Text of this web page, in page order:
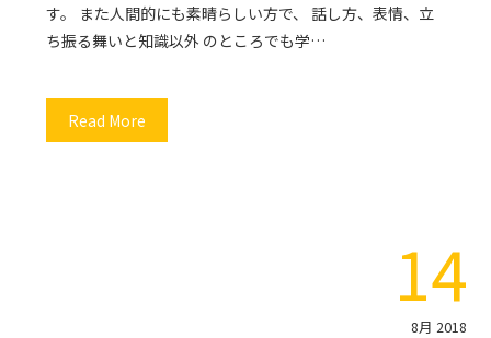
す。 また人間的にも素晴らしい方で、 話し方、表情、立
ち振る舞いと知識以外 のところでも学…
Read More
14
8月 2018